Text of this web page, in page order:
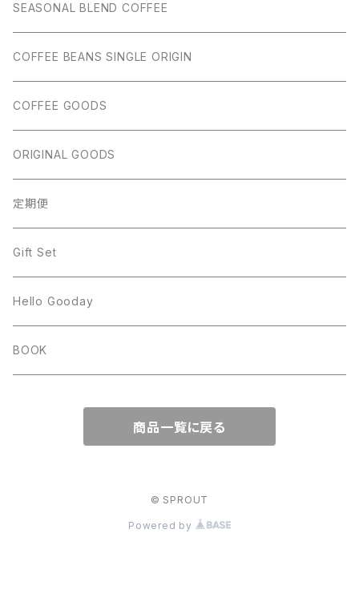
SEASONAL BLEND COFFEE
COFFEE BEANS SINGLE ORIGIN
COFFEE GOODS
ORIGINAL GOODS
定期便
Gift Set
Hello Gooday
BOOK
商品一覧に戻る
© SPROUT
Powered by